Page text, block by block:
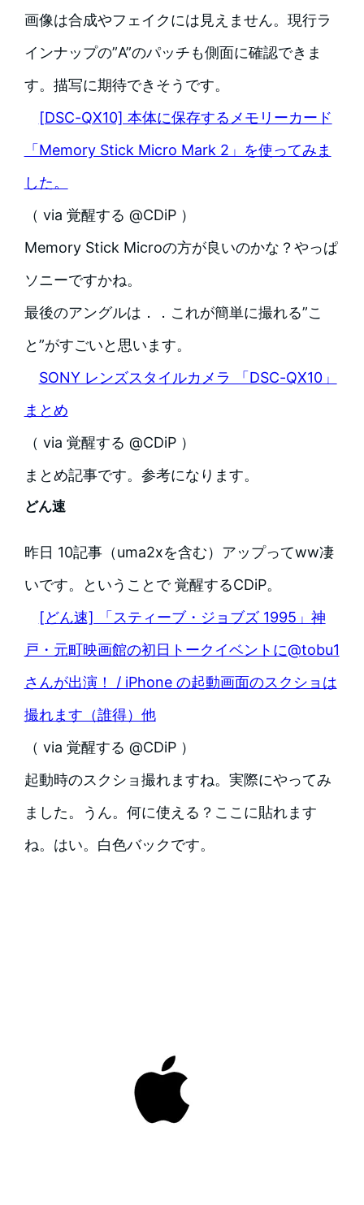
画像は合成やフェイクには見えません。現行ラ
インナップの”A”のパッチも側面に確認できま
す。描写に期待できそうです。
[DSC-QX10] 本体に保存するメモリーカード
「Memory Stick Micro Mark 2」を使ってみま
した。
（ via 覚醒する @CDiP ）
Memory Stick Microの方が良いのかな？やっぱ
ソニーですかね。
最後のアングルは．．これが簡単に撮れる”こ
と”がすごいと思います。
SONY レンズスタイルカメラ 「DSC-QX10」
まとめ
（ via 覚醒する @CDiP ）
まとめ記事です。参考になります。
どん速
昨日 10記事（uma2xを含む）アップってww凄
いです。ということで 覚醒するCDiP。
[どん速] 「スティーブ・ジョブズ 1995」神
戸・元町映画館の初日トークイベントに@tobu1
さんが出演！ / iPhone の起動画面のスクショは
撮れます（誰得）他
（ via 覚醒する @CDiP ）
起動時のスクショ撮れますね。実際にやってみ
ました。うん。何に使える？ここに貼れます
ね。はい。白色バックです。